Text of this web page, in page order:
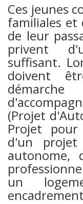
Ces jeunes
familiales et
de leur
privent
suffisant.
doivent
(Projet
Projet
d'un
autonome,
un